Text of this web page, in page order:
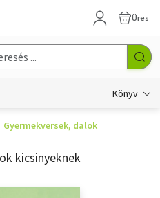
Üres
Könyv
Gyermekversek, dalok
kicsinyeknek